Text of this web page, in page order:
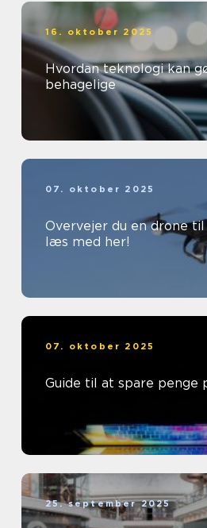
16. oktober 2025
Hvordan teknologi kan
behagelige
07. oktober 2025
Overvejer du en drone
læs med her!
07. oktober 2025
Guide til at spare penge
25. september 2025